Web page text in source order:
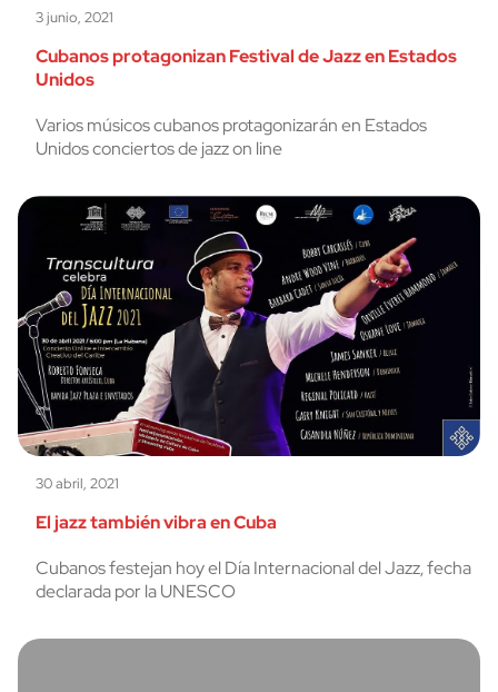
3 junio, 2021
Cubanos protagonizan Festival de Jazz en Estados
Unidos
Varios músicos cubanos protagonizarán en Estados
Unidos conciertos de jazz on line
30 abril, 2021
El jazz también vibra en Cuba
Cubanos festejan hoy el Día Internacional del Jazz, fecha
declarada por la UNESCO